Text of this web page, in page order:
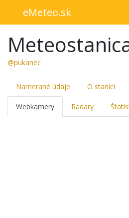
eMeteo.sk
@pukanec
Namerané údaje O stanici
Webkamery Radary